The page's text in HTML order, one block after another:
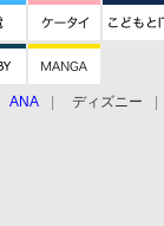
ANA ディズニー